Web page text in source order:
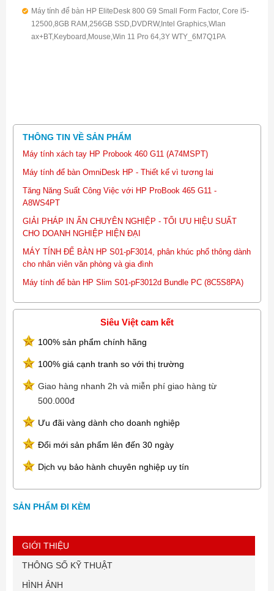
Máy tính để bàn HP EliteDesk 800 G9 Small Form Factor, Core i5-
12500,8GB RAM,256GB SSD,DVDRW,Intel Graphics,Wlan
ax+BT,Keyboard,Mouse,Win 11 Pro 64,3Y WTY_6M7Q1PA
THÔNG TIN VỀ SẢN PHẨM
Máy tính xách tay HP Probook 460 G11 (A74MSPT)
Máy tính để bàn OmniDesk HP - Thiết kế vì tương lai
Tăng Năng Suất Công Việc với HP ProBook 465 G11 -
A8WS4PT
GIẢI PHÁP IN ẤN CHUYÊN NGHIỆP - TỐI ƯU HIỆU SUẤT
CHO DOANH NGHIỆP HIỆN ĐẠI
MÁY TÍNH ĐỂ BÀN HP S01-pF3014, phân khúc phổ thông dành
cho nhân viên văn phòng và gia đình
Máy tính để bàn HP Slim S01-pF3012d Bundle PC (8C5S8PA)
Siêu Việt cam kết
100% sản phẩm chính hãng
100% giá cạnh tranh so với thị trường
Giao hàng nhanh 2h và miễn phí giao hàng từ
500.000đ
Ưu đãi vàng dành cho doanh nghiệp
Đổi mới sản phẩm lên đến 30 ngày
Dịch vụ bảo hành chuyên nghiệp uy tín
SẢN PHẨM ĐI KÈM
GIỚI THIỆU
THÔNG SỐ KỸ THUẬT
HÌNH ẢNH